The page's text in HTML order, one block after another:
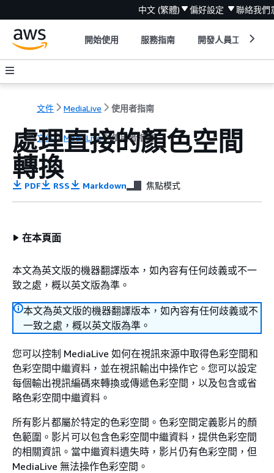
中文 (繁體) 偏好設定 聯絡我們
開始使用 服務指南 開發人員工具
文件 MediaLive 使用者指南
文件 MediaLive 使用者指南
處理直接的顏色空間
轉換
PDF RSS Markdown 焦點模式
在本頁面
本文為英文版的機器翻譯版本，如內容有任何歧義或不一
致之處，概以英文版為準。
本文為英文版的機器翻譯版本，如內容有任何歧義或不
一致之處，概以英文版為準。
您可以控制 MediaLive 如何在視訊來源中取得色彩空間和
色彩空間中繼資料，並在視訊輸出中操作它。您可以設定
每個輸出視訊編碼來轉換或傳遞色彩空間，以及包含或省
略色彩空間中繼資料。
所有影片都屬於特定的色彩空間。色彩空間定義影片的顏
色範圍。影片可以包含色彩空間中繼資料，提供色彩空間
的相關資訊。當中繼資料遺失時，影片仍有色彩空間，但
MediaLive 無法操作色彩空間。